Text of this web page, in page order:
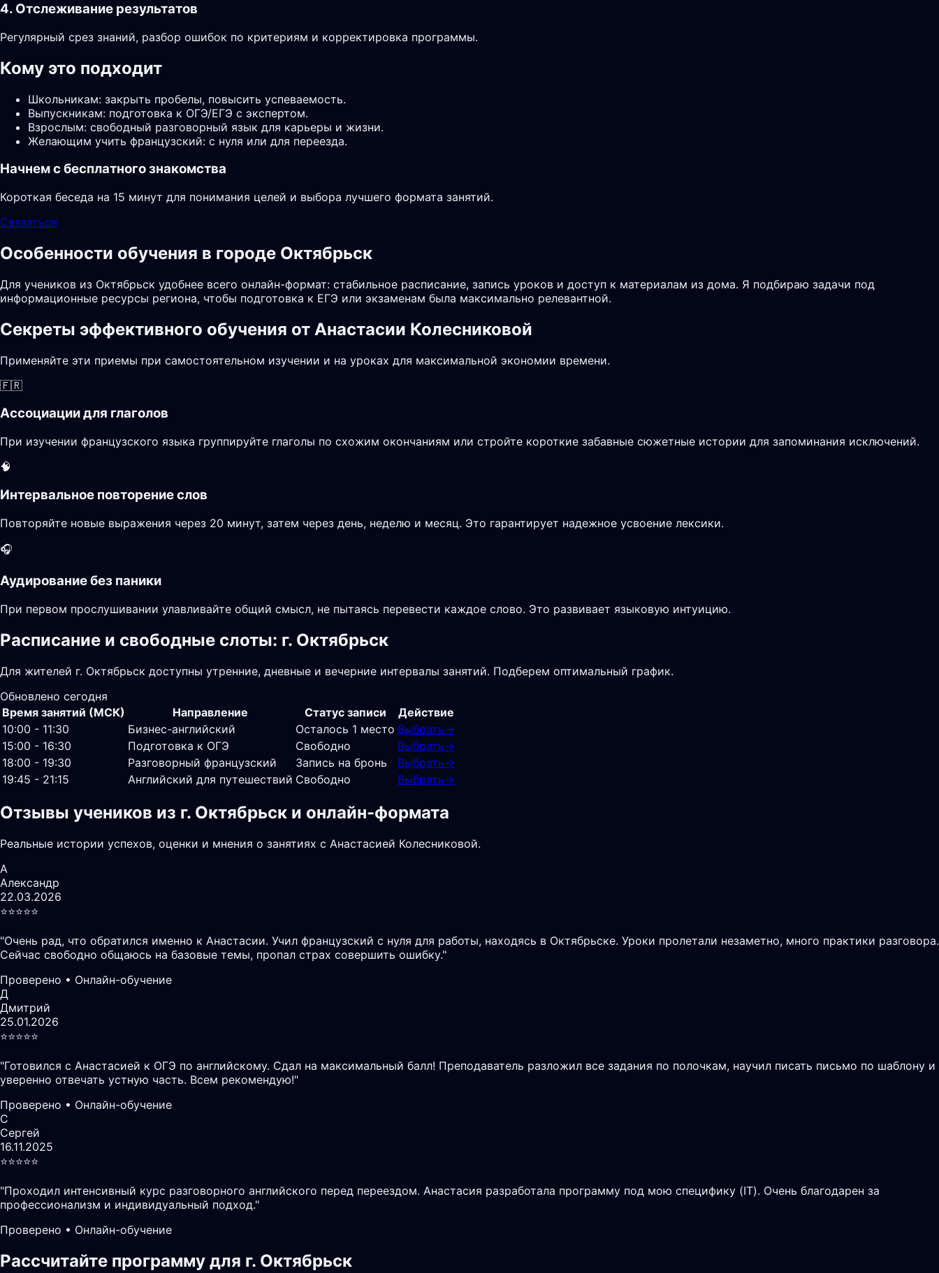
4. Отслеживание результатов
Регулярный срез знаний, разбор ошибок по критериям и корректировка программы.
Кому это подходит
Школьникам: закрыть пробелы, повысить успеваемость.
Выпускникам: подготовка к ОГЭ/ЕГЭ с экспертом.
Взрослым: свободный разговорный язык для карьеры и жизни.
Желающим учить французский: с нуля или для переезда.
Начнем с бесплатного знакомства
Короткая беседа на 15 минут для понимания целей и выбора лучшего формата занятий.
Связаться
Особенности обучения в городе Октябрьск
Для учеников из Октябрьск удобнее всего онлайн-формат: стабильное расписание, запись уроков и доступ к материалам из дома. Я подбираю задачи под
информационные ресурсы региона, чтобы подготовка к ЕГЭ или экзаменам была максимально релевантной.
Секреты эффективного обучения от Анастасии Колесниковой
Применяйте эти приемы при самостоятельном изучении и на уроках для максимальной экономии времени.
🇫🇷
Ассоциации для глаголов
При изучении французского языка группируйте глаголы по схожим окончаниям или стройте короткие забавные сюжетные истории для запоминания исключений.
🧠
Интервальное повторение слов
Повторяйте новые выражения через 20 минут, затем через день, неделю и месяц. Это гарантирует надежное усвоение лексики.
🎧
Аудирование без паники
При первом прослушивании улавливайте общий смысл, не пытаясь перевести каждое слово. Это развивает языковую интуицию.
Расписание и свободные слоты: г. Октябрьск
Для жителей г. Октябрьск доступны утренние, дневные и вечерние интервалы занятий. Подберем оптимальный график.
Обновлено сегодня
Время занятий (МСК)
Направление Статус записи
Действие
10:00 - 11:30
Бизнес-английский Осталось 1 место Выбрать→
15:00 - 16:30
Подготовка к ОГЭ Свободно Выбрать→
18:00 - 19:30
Разговорный французский Запись на бронь Выбрать→
19:45 - 21:15
Английский для путешествий Свободно Выбрать→
Отзывы учеников из г. Октябрьск и онлайн-формата
Реальные истории успехов, оценки и мнения о занятиях с Анастасией Колесниковой.
А
Александр
22.03.2026
⭐️⭐️⭐️⭐️⭐️
"Очень рад, что обратился именно к Анастасии. Учил французский с нуля для работы, находясь в Октябрьске. Уроки пролетали незаметно, много практики разговора.
Сейчас свободно общаюсь на базовые темы, пропал страх совершить ошибку."
Проверено • Онлайн-обучение
Д
Дмитрий
25.01.2026
⭐️⭐️⭐️⭐️⭐️
"Готовился с Анастасией к ОГЭ по английскому. Сдал на максимальный балл! Преподаватель разложил все задания по полочкам, научил писать письмо по шаблону и
уверенно отвечать устную часть. Всем рекомендую!"
Проверено • Онлайн-обучение
С
Сергей
16.11.2025
⭐️⭐️⭐️⭐️⭐️
"Проходил интенсивный курс разговорного английского перед переездом. Анастасия разработала программу под мою специфику (IT). Очень благодарен за
профессионализм и индивидуальный подход."
Проверено • Онлайн-обучение
Рассчитайте программу для г. Октябрьск